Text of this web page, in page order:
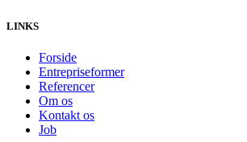
LINKS
Forside
Entrepriseformer
Referencer
Om os
Kontakt os
Job